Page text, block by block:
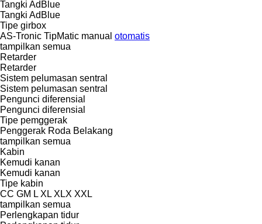
Tangki AdBlue
Tangki AdBlue
Tipe girbox
AS-Tronic TipMatic manual otomatis
tampilkan semua
Retarder
Retarder
Sistem pelumasan sentral
Sistem pelumasan sentral
Pengunci diferensial
Pengunci diferensial
Tipe pemggerak
Penggerak Roda Belakang
tampilkan semua
Kabin
Kemudi kanan
Kemudi kanan
Tipe kabin
CC GM L XL XLX XXL
tampilkan semua
Perlengkapan tidur